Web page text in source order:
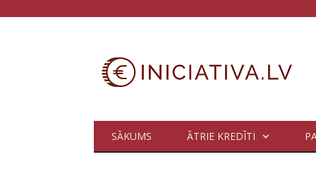
SĀKUMS ĀTRIE KREDĪTI